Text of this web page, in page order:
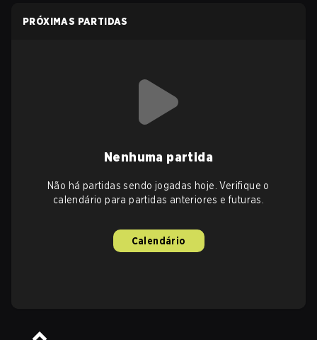
PRÓXIMAS PARTIDAS
Nenhuma partida
Não há partidas sendo jogadas hoje. Verifique o
calendário para partidas anteriores e futuras.
Calendário